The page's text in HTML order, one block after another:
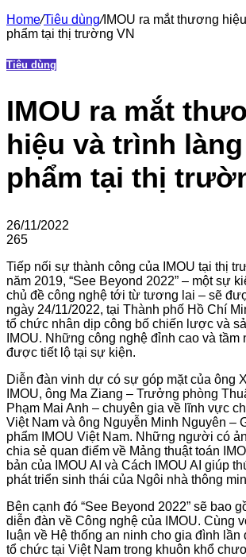
Home/Tiêu dùng/IMOU ra mắt thương
phẩm tại thị trường VN
Tiêu dùng
IMOU ra mắt
hiệu và trình
phẩm tại thị
26/11/2022
265
Tiếp nối sự thành công của IMOU tại thị
năm 2019, “See Beyond 2022” – một sự
chủ đề công nghệ tới từ tương lai – sẽ
ngày 24/11/2022, tại Thành phố Hồ Chí
tổ chức nhân dịp công bố chiến lược và
IMOU. Những công nghệ đỉnh cao và tầm
được tiết lộ tại sự kiện.
Diễn đàn vinh dự có sự góp mặt của ông
IMOU, ông Ma Ziang – Trưởng phòng
Phạm Mai Anh – chuyên gia về lĩnh vực
Việt Nam và ông Nguyễn Minh Nguyên –
phẩm IMOU Việt Nam. Những người có
chia sẻ quan điểm về Mảng thuật toán
bản của IMOU AI và Cách IMOU AI giúp
phát triển sinh thái của Ngôi nhà thông
Bên cạnh đó “See Beyond 2022” sẽ bao
diễn đàn về Công nghệ của IMOU. Cùng
luận về Hệ thống an ninh cho gia đình
tổ chức tại Việt Nam trong khuôn khổ